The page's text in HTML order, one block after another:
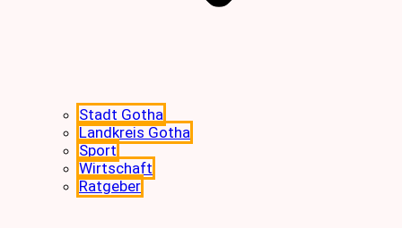
Stadt Gotha
Landkreis Gotha
Sport
Wirtschaft
Ratgeber